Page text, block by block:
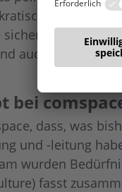
Gebilde
wir uns
auch vielen
bei
dass, was
und -leitung
wurden
fasst